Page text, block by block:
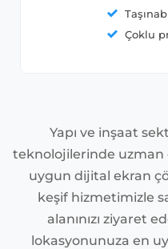
Çoklu
Yapı ve inşaat
teknolojilerinde uzman
uygun dijital ekran
keşif hizmetimizle
alanınızı ziyaret
lokasyonunuza en